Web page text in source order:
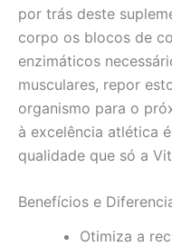
por trás deste
corpo os blocos de
enzimáticos
musculares, repor
organismo para o
à excelência atlética
qualidade que só a
Benefícios e
Otimiza a